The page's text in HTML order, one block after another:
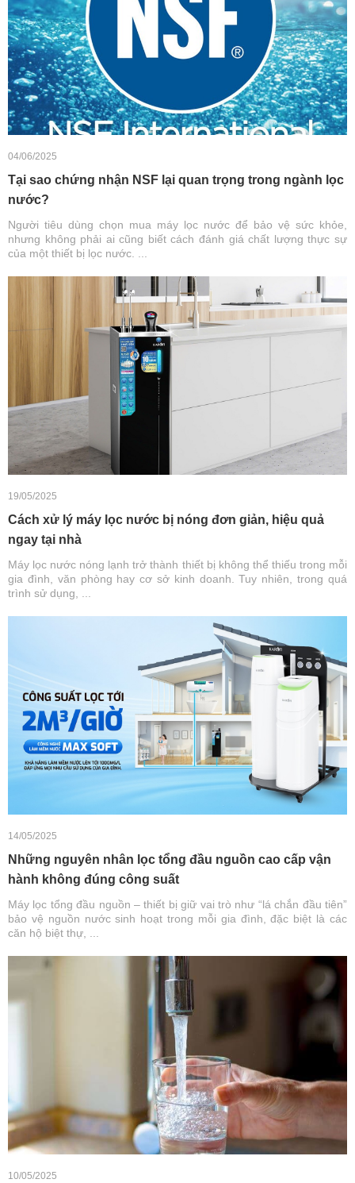
04/06/2025
Tại sao chứng nhận NSF lại quan trọng trong ngành lọc
nước?
Người tiêu dùng chọn mua máy lọc nước để bảo vệ sức khỏe,
nhưng không phải ai cũng biết cách đánh giá chất lượng thực sự
của một thiết bị lọc nước. ...
19/05/2025
Cách xử lý máy lọc nước bị nóng đơn giản, hiệu quả
ngay tại nhà
Máy lọc nước nóng lạnh trở thành thiết bị không thể thiếu trong mỗi
gia đình, văn phòng hay cơ sở kinh doanh. Tuy nhiên, trong quá
trình sử dụng, ...
14/05/2025
Những nguyên nhân lọc tổng đầu nguồn cao cấp vận
hành không đúng công suất
Máy lọc tổng đầu nguồn – thiết bị giữ vai trò như “lá chắn đầu tiên”
bảo vệ nguồn nước sinh hoạt trong mỗi gia đình, đặc biệt là các
căn hộ biệt thự, ...
10/05/2025